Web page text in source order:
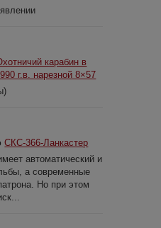
карабин в
г.в. нарезной 8×57
СКС-366-Ланкастер
автоматический и
а современные
Но при этом